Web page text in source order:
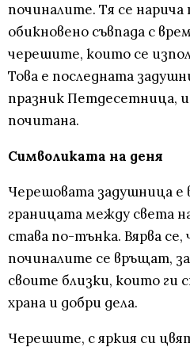
починалите. Тя се
обикновено съвпада с
черешите, които се
Това е последната
празник Петдесетница, и
почитана.
Символиката на деня
Черешовата задушница е
границата между света
става по-тънка. Вярва
починалите се връщат,
своите близки, които ги
храна и добри дела.
Черешите, с яркия си